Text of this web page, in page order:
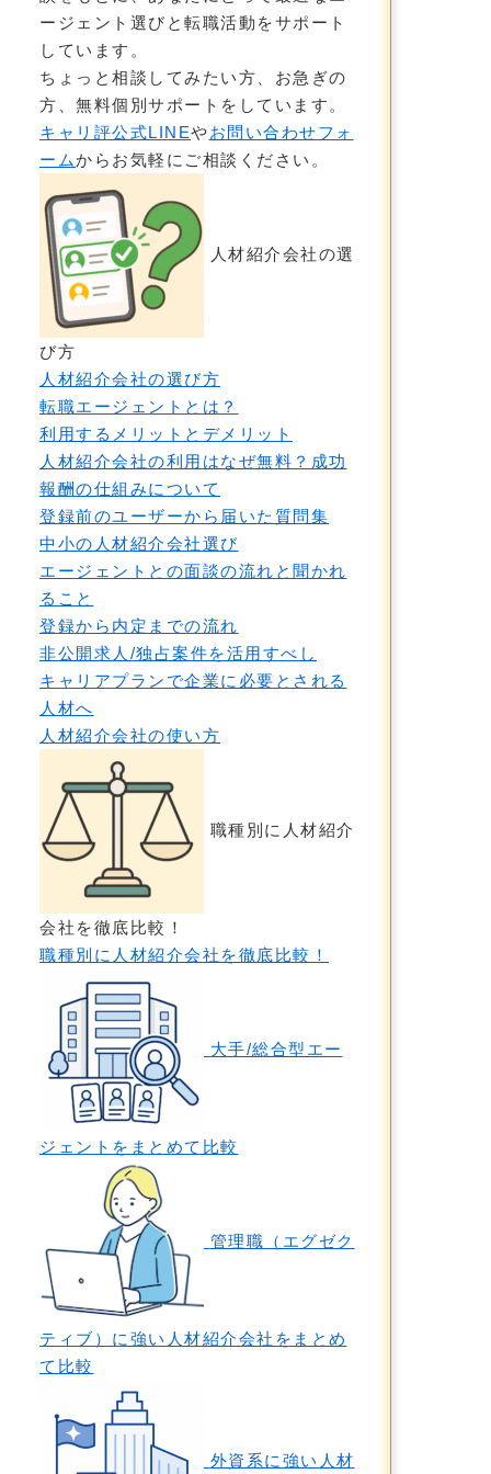
ージェント選びと転職活動をサポート
しています。
ちょっと相談してみたい方、お急ぎの
方、無料個別サポートをしています。
キャリ評公式LINEやお問い合わせフォ
ームからお気軽にご相談ください。
人材紹介会社の選
び方
人材紹介会社の選び方
転職エージェントとは？
利用するメリットとデメリット
人材紹介会社の利用はなぜ無料？成功
報酬の仕組みについて
登録前のユーザーから届いた質問集
中小の人材紹介会社選び
エージェントとの面談の流れと聞かれ
ること
登録から内定までの流れ
非公開求人/独占案件を活用すべし
キャリアプランで企業に必要とされる
人材へ
人材紹介会社の使い方
職種別に人材紹介
会社を徹底比較！
職種別に人材紹介会社を徹底比較！
大手/総合型エー
ジェントをまとめて比較
管理職（エグゼク
ティブ）に強い人材紹介会社をまとめ
て比較
外資系に強い人材